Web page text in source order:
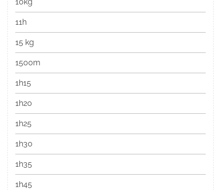
11h
15 kg
1500m
1h15
1h20
1h25
1h30
1h35
1h45